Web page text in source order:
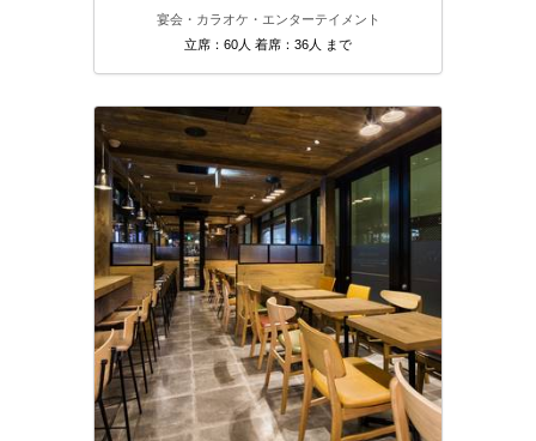
宴会・カラオケ・エンターテイメント
立席：60人 着席：36人 まで